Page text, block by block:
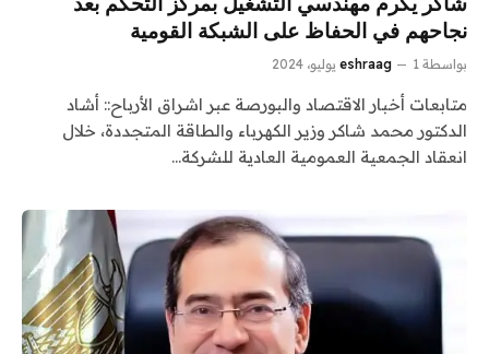
نجاحهم في الحفاظ على الشبكة القومية
بواسطة eshraag 1 يوليو، 2024
متابعات أخبار الاقتصاد والبورصة عبر اشراق الأرباح:: أشاد
الدكتور محمد شاكر وزير الكهرباء والطاقة المتجددة، خلال
انعقاد الجمعية العمومية العادية للشركة…